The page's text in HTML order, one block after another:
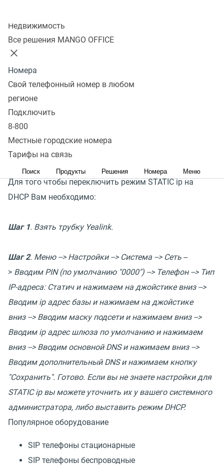
Недвижимость
Все решения MANGO OFFICE
Номера
Свой телефонный номер в любом
регионе
Подключить
8-800
Местные городские номера
Тарифы на связь
Поиск Продукты Решения Номера Меню
Для того чтобы переключить режим STATIC ip на
DHCP Вам необходимо:
Шаг 1. Взять трубку Yealink.
Шаг 2. Меню --> Настройки --> Система --> Сеть
>Вводим PIN (по умолчанию "0000") --> Телефон --> Тип
IP-адреса:DHCP
Настройка STATIC ip
Для того чтобы переключить режим STATIC ip на
DHCP Вам необходимо:
Шаг 1. Взять трубку Yealink.
Шаг 2. Меню --> Настройки --> Система --> Сеть --
> Вводим PIN (по умолчанию "0000") --> Телефон --> Тип
IP-адреса: Статич и нажимаем на джойстике вниз -->
Вводим ip адрес базы и нажимаем на джойстике
вниз --> Вводим маску подсети и нажимаем вниз -->
Вводим ip адрес шлюза по умолчанию и нажимаем
вниз --> Вводим основной DNS и нажимаем вниз -->
Вводим дополнительный DNS и нажимаем кнопку
"Сохранить". Готово. Если вы не знаете настройки для
STATIC ip вы можете уточнить их у вашего системного
администратора, либо выставить режим DHCP.
Популярное оборудование
SIP телефоны стационарные
SIP телефоны беспроводные